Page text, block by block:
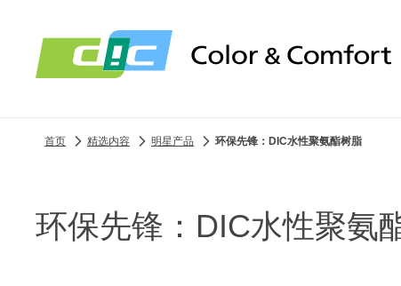
首页 精选内容 明星产品 环保先锋：DIC水性聚氨酯树脂
环保先锋：DIC水性聚氨